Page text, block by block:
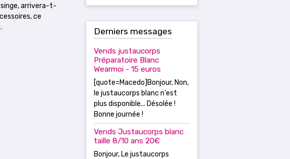
singe, arrivera-t-
ce
Derniers messages
Vends justaucorps
Préparatoire Blanc
Wearmoi - 15 euros
[quote=Macedo]Bonjour, Non,
le justaucorps blanc n'est
plus disponible... Désolée !
Bonne journée !
Vends Justaucorps blanc
taille 8/10 ans 20€
Bonjour, Le justaucorps